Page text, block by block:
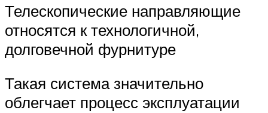
Телескопические направляющие
относятся к технологичной,
долговечной фурнитуре
Такая система значительно
облегчает процесс эксплуатации